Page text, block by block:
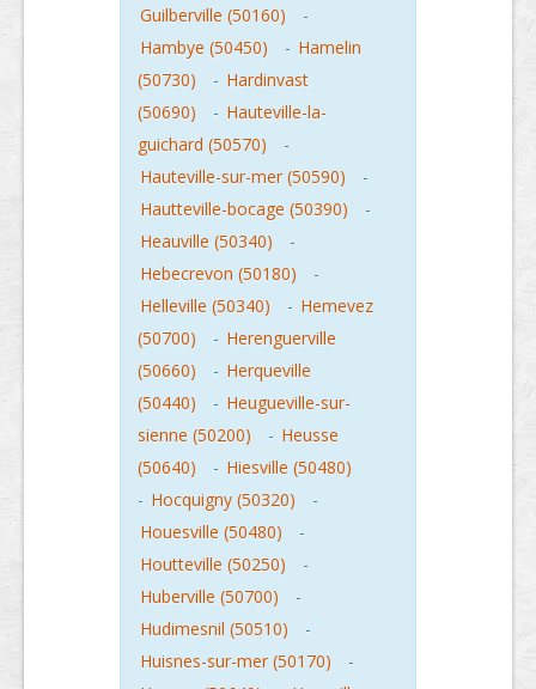
Guilberville (50160)
-
Hambye (50450)
- Hamelin
(50730)
- Hardinvast
(50690)
- Hauteville-la-
guichard (50570)
-
Hauteville-sur-mer (50590)
-
Hautteville-bocage (50390)
-
Heauville (50340)
-
Hebecrevon (50180)
-
Helleville (50340)
- Hemevez
(50700)
- Herenguerville
(50660)
- Herqueville
(50440)
- Heugueville-sur-
sienne (50200)
- Heusse
(50640)
- Hiesville (50480)
- Hocquigny (50320)
-
Houesville (50480)
-
Houtteville (50250)
-
Huberville (50700)
-
Hudimesnil (50510)
-
Huisnes-sur-mer (50170)
-